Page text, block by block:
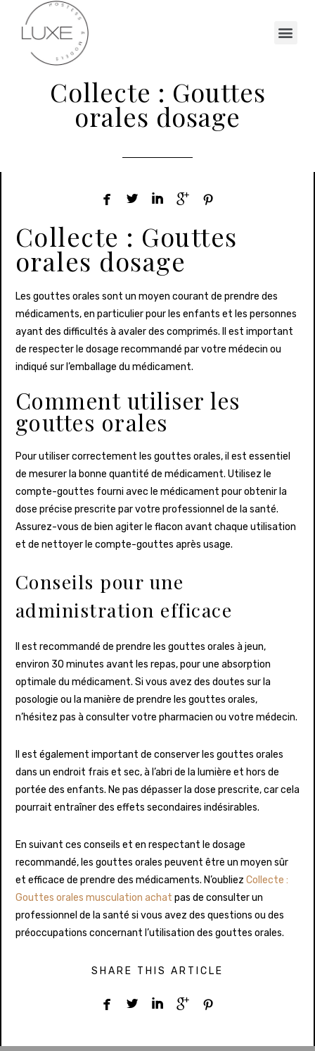
Collecte : Gouttes
orales dosage
    
Collecte : Gouttes
orales dosage
Les gouttes orales sont un moyen courant de prendre des
médicaments, en particulier pour les enfants et les personnes
ayant des difficultés à avaler des comprimés. Il est important
de respecter le dosage recommandé par votre médecin ou
indiqué sur l’emballage du médicament.
Comment utiliser les
gouttes orales
Pour utiliser correctement les gouttes orales, il est essentiel
de mesurer la bonne quantité de médicament. Utilisez le
compte-gouttes fourni avec le médicament pour obtenir la
dose précise prescrite par votre professionnel de la santé.
Assurez-vous de bien agiter le flacon avant chaque utilisation
et de nettoyer le compte-gouttes après usage.
Conseils pour une
administration efficace
Il est recommandé de prendre les gouttes orales à jeun,
environ 30 minutes avant les repas, pour une absorption
optimale du médicament. Si vous avez des doutes sur la
posologie ou la manière de prendre les gouttes orales,
n’hésitez pas à consulter votre pharmacien ou votre médecin.
Il est également important de conserver les gouttes orales
dans un endroit frais et sec, à l’abri de la lumière et hors de
portée des enfants. Ne pas dépasser la dose prescrite, car cela
pourrait entraîner des effets secondaires indésirables.
En suivant ces conseils et en respectant le dosage
recommandé, les gouttes orales peuvent être un moyen sûr
et efficace de prendre des médicaments. N’oubliez Collecte :
Gouttes orales musculation achat pas de consulter un
professionnel de la santé si vous avez des questions ou des
préoccupations concernant l’utilisation des gouttes orales.
SHARE THIS ARTICLE
    